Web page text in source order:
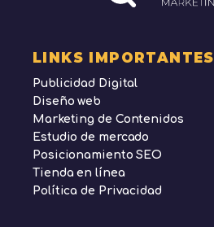
LINKS IMPORTANTES
Publicidad Digital
Diseño web
Marketing de Contenidos
Estudio de mercado
Posicionamiento SEO
Tienda en línea
Política de Privacidad